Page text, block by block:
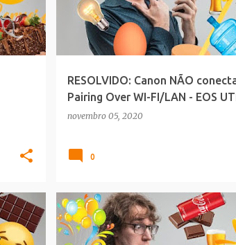
RESOLVIDO: Canon NÃO
Pairing Over WI-FI/LAN - EOS
recognizing
novembro 05, 2020
0
DEIXO A DICA